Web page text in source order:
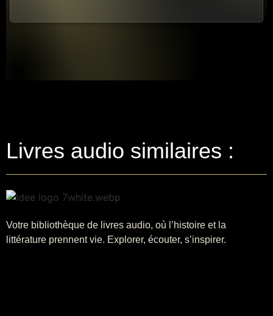
Livres audio similaires :
Votre bibliothèque de livres audio, où l’histoire et la
littérature prennent vie. Explorer, écouter, s’inspirer.